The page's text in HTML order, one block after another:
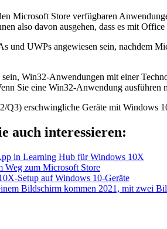
Microsoft Store verfügbaren
also davon ausgehen, dass es mit
und UWPs angewiesen sein, nachdem
Win32-Anwendungen mit einer
Sie eine Win32-Anwendung
Q3) erschwingliche Geräte mit Windows
auch interessieren:
in Learning Hub für Windows 10X
Weg zum Microsoft Store
Setup auf Windows 10-Geräte
Bildschirm kommen 2021, mit zwei